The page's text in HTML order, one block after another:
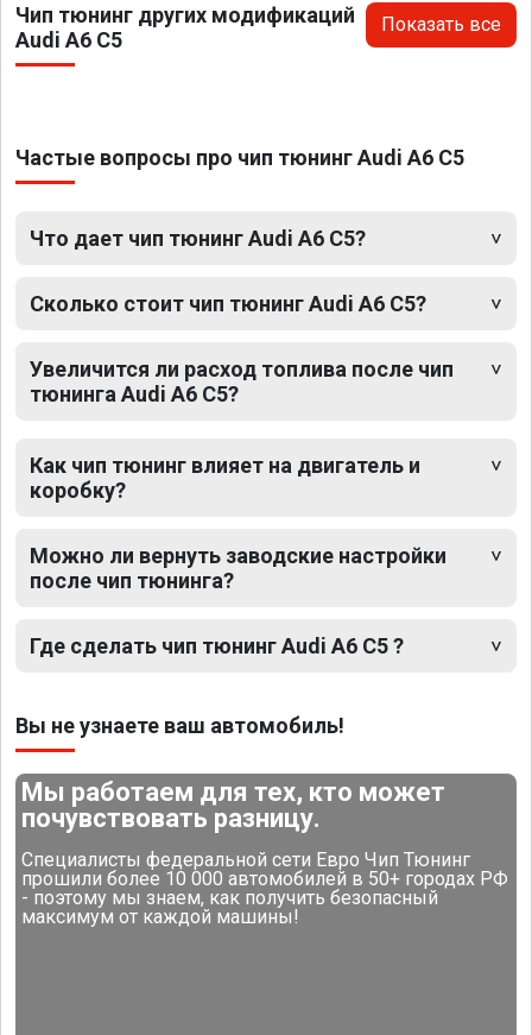
Чип тюнинг других модификаций
Audi A6 C5
Показать все
Частые вопросы про чип тюнинг Audi A6 C5
Что дает чип тюнинг Audi A6 C5?
Сколько стоит чип тюнинг Audi A6 C5?
Увеличится ли расход топлива после чип
тюнинга Audi A6 C5?
Как чип тюнинг влияет на двигатель и
коробку?
Можно ли вернуть заводские настройки
после чип тюнинга?
Где сделать чип тюнинг Audi A6 C5 ?
Вы не узнаете ваш автомобиль!
Мы работаем для тех, кто может
почувствовать разницу.
Специалисты федеральной сети Евро Чип Тюнинг
прошили более 10 000 автомобилей в 50+ городах РФ
- поэтому мы знаем, как получить безопасный
максимум от каждой машины!